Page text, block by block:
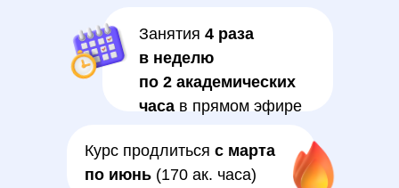
Занятия 4 раза
в неделю
по 2 академических
часа в прямом эфире
Курс продлиться с марта
по июнь (170 ак. часа)